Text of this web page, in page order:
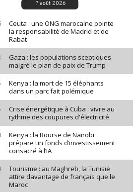
7 août 2026
Ceuta : une ONG marocaine pointe
la responsabilité de Madrid et de
Rabat
Gaza : les populations sceptiques
malgré le plan de paix de Trump
Kenya : la mort de 15 éléphants
dans un parc fait polémique
Crise énergétique à Cuba : vivre au
rythme des coupures d'électricité
Kenya : la Bourse de Nairobi
prépare un fonds d’investissement
consacré à l’IA
Tourisme : au Maghreb, la Tunisie
attire davantage de français que le
Maroc